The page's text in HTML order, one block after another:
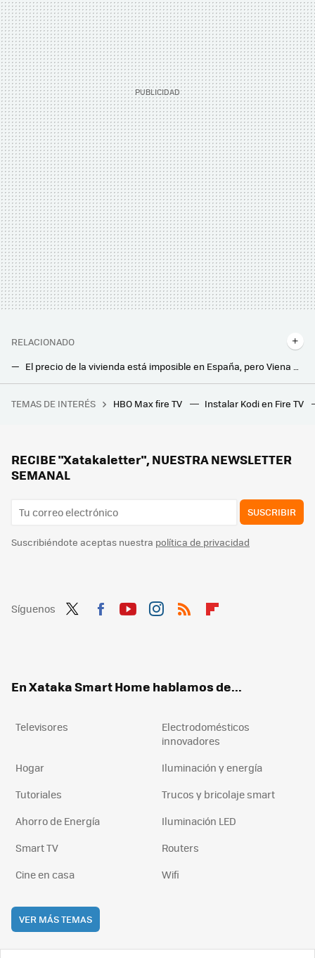
RELACIONADO
El precio de la vivienda está imposible en España, pero Viena es la envidia de Europa: así logra que el alquiler sea barato
Esta ha sido la original ocurrencia del presidente de una comunidad de vecinos de Fuenlabrada al ver su factura de luz
Parece un inocente PDF, pero es una estafa bancaria: llega un nuevo tipo de ataque que afecta en exclusiva a móviles
TEMAS DE INTERÉS HBO Max fire TV Instalar Kodi en Fire TV
RECIBE "Xatakaletter", NUESTRA NEWSLETTER
SEMANAL
SUSCRIBIR
Suscribiéndote aceptas nuestra política de privacidad
Síguenos
En Xataka Smart Home hablamos de...
Televisores
Electrodomésticos
innovadores
Hogar
Iluminación y energía
Tutoriales
Trucos y bricolaje smart
Ahorro de Energía
Iluminación LED
Smart TV
Routers
Cine en casa
Wifi
VER MÁS TEMAS